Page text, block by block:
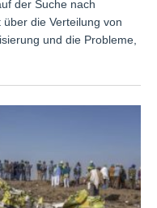
der Suche nach
die Verteilung von
und die Probleme,